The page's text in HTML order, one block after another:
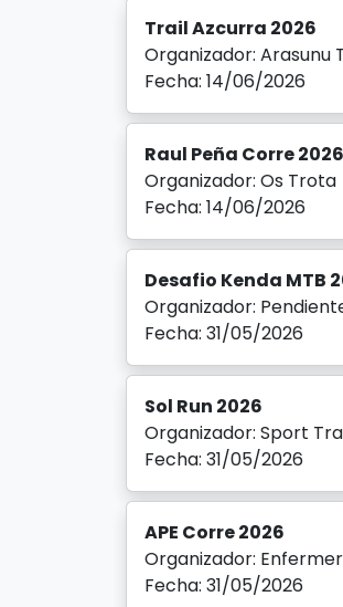
Trail Azcurra 2026
Organizador: Arasunu
Fecha: 14/06/2026
Raul Peña Corre 2026
Organizador: Os Trota
Fecha: 14/06/2026
Desafio Kenda MTB
Organizador:
Fecha: 31/05/2026
Sol Run 2026
Organizador: Sport
Fecha: 31/05/2026
APE Corre 2026
Organizador:
Fecha: 31/05/2026